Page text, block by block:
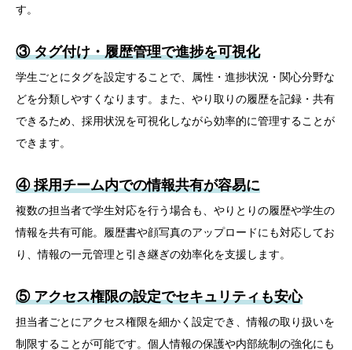
す。
③ タグ付け・履歴管理で進捗を可視化
学生ごとにタグを設定することで、属性・進捗状況・関心分野な
どを分類しやすくなります。また、やり取りの履歴を記録・共有
できるため、採用状況を可視化しながら効率的に管理することが
できます。
④ 採用チーム内での情報共有が容易に
複数の担当者で学生対応を行う場合も、やりとりの履歴や学生の
情報を共有可能。履歴書や顔写真のアップロードにも対応してお
り、情報の一元管理と引き継ぎの効率化を支援します。
⑤ アクセス権限の設定でセキュリティも安心
担当者ごとにアクセス権限を細かく設定でき、情報の取り扱いを
制限することが可能です。個人情報の保護や内部統制の強化にも